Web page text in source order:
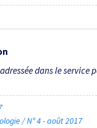
dans le
/ N° 4 - août 2017